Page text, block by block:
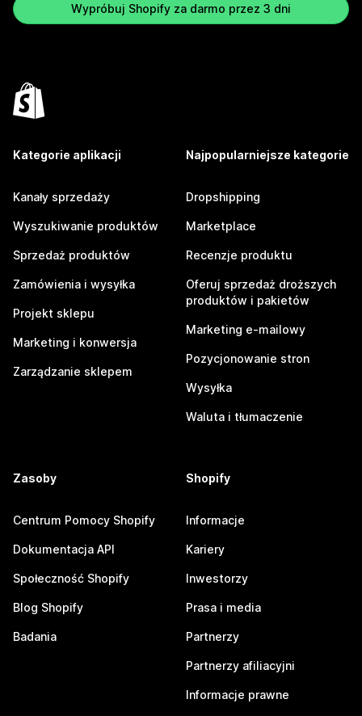
Wypróbuj Shopify za darmo przez 3 dni
Kategorie aplikacji
Kanały sprzedaży
Wyszukiwanie produktów
Sprzedaż produktów
Zamówienia i wysyłka
Projekt sklepu
Marketing i konwersja
Zarządzanie sklepem
Najpopularniejsze kategorie
Dropshipping
Marketplace
Recenzje produktu
Oferuj sprzedaż droższych
produktów i pakietów
Marketing e-mailowy
Pozycjonowanie stron
Wysyłka
Waluta i tłumaczenie
Zasoby
Centrum Pomocy Shopify
Dokumentacja API
Społeczność Shopify
Blog Shopify
Badania
Shopify
Informacje
Kariery
Inwestorzy
Prasa i media
Partnerzy
Partnerzy afiliacyjni
Informacje prawne